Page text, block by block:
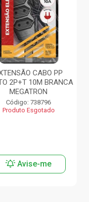
CABO PP
2P+T 10M BRANCA
MEGATRON
Código: 738796
Produto Esgotado
Avise-me